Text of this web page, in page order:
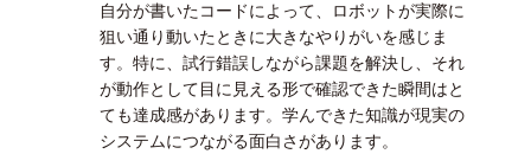
自分が書いたコードによって、ロボットが実際に
狙い通り動いたときに大きなやりがいを感じま
す。特に、試行錯誤しながら課題を解決し、それ
が動作として目に見える形で確認できた瞬間はと
ても達成感があります。学んできた知識が現実の
システムにつながる面白さがあります。